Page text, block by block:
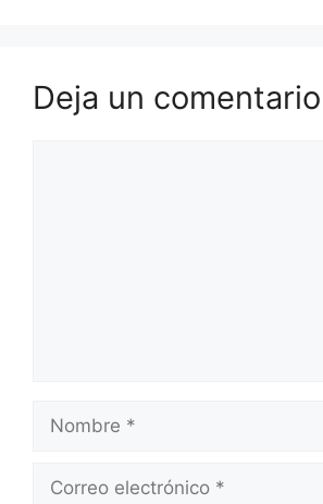
Deja un comentario